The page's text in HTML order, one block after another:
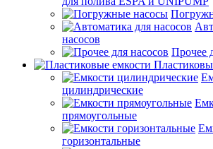
насосов
Прочее
цилиндрические
прямоугольные
горизонтальные